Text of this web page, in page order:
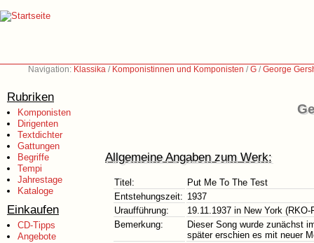
Navigation: Klassika / Komponistinnen und Komponisten /G /George
Rubriken
Komponisten
Dirigenten
Textdichter
Gattungen
Begriffe
Tempi
Jahrestage
Kataloge
Einkaufen
CD-Tipps
Angebote
Allgemeine Angaben zum Werk:
Titel:
Put Me To The Test
Entstehungszeit: 1937
Uraufführung:
19.11.1937 in New York (RKO-
Bemerkung:
Dieser Song wurde zunächst
später erschien es mit neuer